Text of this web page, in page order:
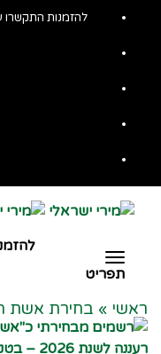
להזמנות התקשרו
Facebook
תפריט
תפריט
ראשי » בחירת אשת